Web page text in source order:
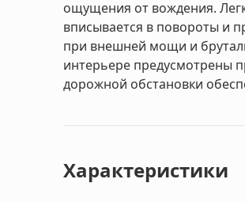
ощущения от вождения.
вписывается в повороты и
при внешней мощи и
интерьере предусмотрены
дорожной обстановки
Характеристики